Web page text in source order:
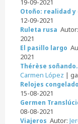
Otoño: realidad y
12-09-2021
Ruleta rusa Autor:
2021
El pasillo largo
2021
Thérèse
Carmen López |
Relojes
15-08-2021
Germen
08-08-2021
Viajeros Autor: